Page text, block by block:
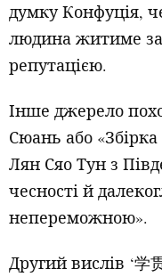
думку Конфуція,
людина житиме
репутацією.
Інше джерело
Сюань або
Лян Сяо Тун з
чесності й
непереможною».
Другий вислів ‘学